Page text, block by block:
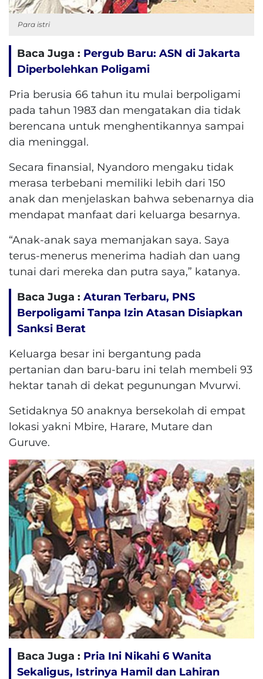
Para istri
Baca Juga : Pergub Baru: ASN di Jakarta
Diperbolehkan Poligami
Pria berusia 66 tahun itu mulai berpoligami
pada tahun 1983 dan mengatakan dia tidak
berencana untuk menghentikannya sampai
dia meninggal.
Secara finansial, Nyandoro mengaku tidak
merasa terbebani memiliki lebih dari 150
anak dan menjelaskan bahwa sebenarnya dia
mendapat manfaat dari keluarga besarnya.
“Anak-anak saya memanjakan saya. Saya
terus-menerus menerima hadiah dan uang
tunai dari mereka dan putra saya,” katanya.
Baca Juga : Aturan Terbaru, PNS
Berpoligami Tanpa Izin Atasan Disiapkan
Sanksi Berat
Keluarga besar ini bergantung pada
pertanian dan baru-baru ini telah membeli 93
hektar tanah di dekat pegunungan Mvurwi.
Setidaknya 50 anaknya bersekolah di empat
lokasi yakni Mbire, Harare, Mutare dan
Guruve.
Baca Juga : Pria Ini Nikahi 6 Wanita
Sekaligus, Istrinya Hamil dan Lahiran